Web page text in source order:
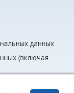
данных
(включая